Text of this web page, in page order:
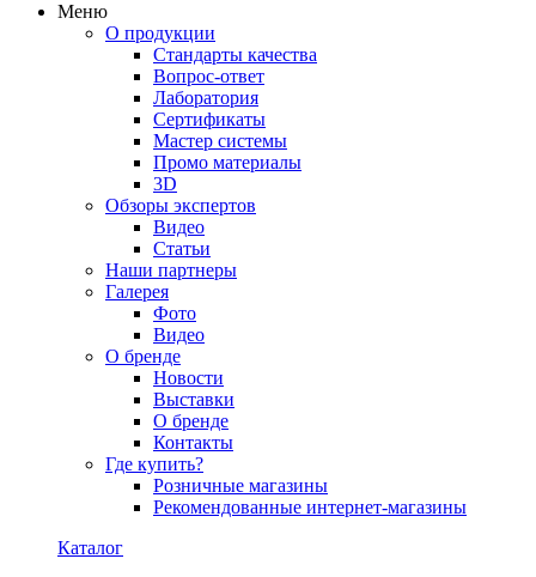
Меню
О продукции
Стандарты качества
Вопрос-ответ
Лаборатория
Сертификаты
Мастер системы
Промо материалы
3D
Обзоры экспертов
Видео
Статьи
Наши партнеры
Галерея
Фото
Видео
О бренде
Новости
Выставки
О бренде
Контакты
Где купить?
Розничные магазины
Рекомендованные интернет-магазины
Каталог